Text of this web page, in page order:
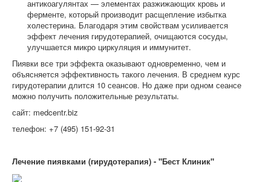
антикоагулянтах — элементах разжижающих кровь и
ферменте, который производит расщепление избытка
холестерина. Благодаря этим свойствам усиливается
эффект лечения гирудотерапией, очищаются сосуды,
улучшается микро циркуляция и иммунитет.
Пиявки все три эффекта оказывают одновременно, чем и
объясняется эффективность такого лечения. В среднем курс
гирудотерапии длится 10 сеансов. Но даже при одном сеансе
можно получить положительные результаты.
сайт: medcentr.biz
телефон: +7 (495) 151-92-31
Лечение пиявками (гирудотерапия) - "Бест Клиник"